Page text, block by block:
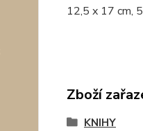
12,5 x 17 cm,
Zboží
KNIHY